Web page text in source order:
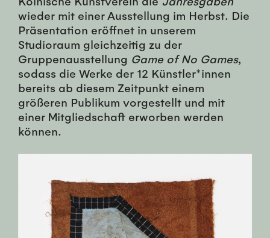
wieder mit einer Ausstellung im Herbst. Die
Präsentation eröffnet in unserem
Studioraum gleichzeitig zu der
Gruppenausstellung Game of No Games,
sodass die Werke der 12 Künstler*innen
bereits ab diesem Zeitpunkt einem
größeren Publikum vorgestellt und mit
einer Mitgliedschaft erworben werden
können.